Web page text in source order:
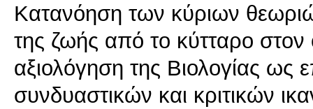
Κατανόηση των κύριων
της ζωής από το κύτταρο
αξιολόγηση της Βιολογίας ως
συνδυαστικών και κριτικών